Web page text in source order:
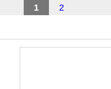
1 2